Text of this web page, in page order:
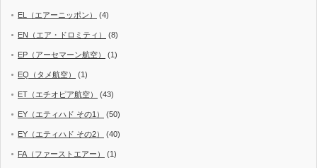
EL（エアーニッポン） (4)
EN（エア・ドロミティ） (8)
EP（アーセマーン航空） (1)
EQ（タメ航空） (1)
ET（エチオピア航空） (43)
EY（エティハド その1） (50)
EY（エティハド その2） (40)
FA（ファーストエアー） (1)